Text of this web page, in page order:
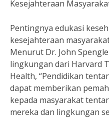
Kesejahteraan
Pentingnya edukasi
kesejahteraan
Menurut Dr. John
lingkungan dari Harvard
Health, “Pendidikan
dapat memberikan
kepada masyarakat
mereka dan lingkungan